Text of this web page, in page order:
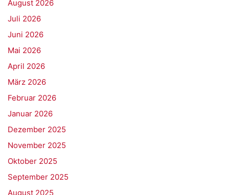
August 2026
Juli 2026
Juni 2026
Mai 2026
April 2026
März 2026
Februar 2026
Januar 2026
Dezember 2025
November 2025
Oktober 2025
September 2025
August 2025